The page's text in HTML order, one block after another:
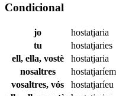
Condicional
jo
hostatjaria
tu
hostatjaries
ell, ella, vostè
hostatjaria
nosaltres
hostatjaríem
vosaltres, vós
hostatjaríeu